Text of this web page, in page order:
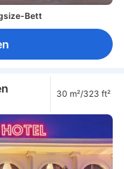
Bett
30 m²/323 ft²